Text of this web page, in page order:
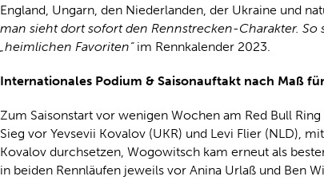
England, Ungarn, den Niederlanden, der Ukraine und
man sieht dort sofort den Rennstrecken-Charakter.
„heimlichen Favoriten“im Rennkalender 2023.
Internationales Podium & Saisonauftakt nach Maß
Zum Saisonstart vor wenigen Wochen am Red Bull
Sieg vor Yevsevii Kovalov (UKR) und Levi Flier (NLD),
Kovalov durchsetzen, Wogowitsch kam erneut als
in beiden Rennläufen jeweils vor Anina Urlaß und Ben